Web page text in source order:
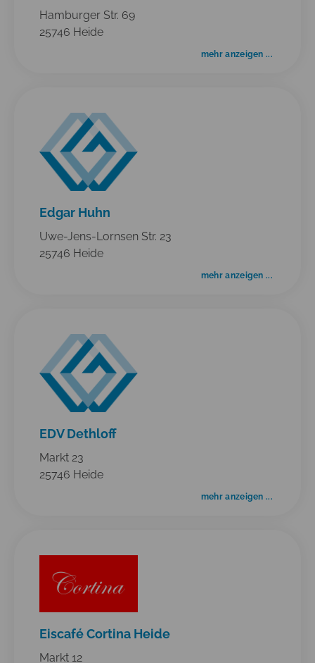
Hamburger Str. 69
25746 Heide
mehr anzeigen ...
Edgar Huhn
Uwe-Jens-Lornsen Str. 23
25746 Heide
mehr anzeigen ...
EDV Dethloff
Markt 23
25746 Heide
mehr anzeigen ...
Eiscafé Cortina Heide
Markt 12